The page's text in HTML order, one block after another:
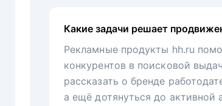
Какие задачи решает
Рекламные продукты hh.ru
конкурентов в поисковой
рассказать о бренде
а ещё дотянуться до активной